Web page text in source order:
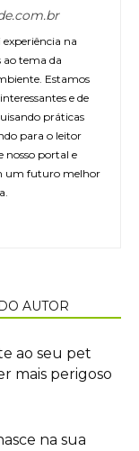
experiência na
ao tema da
Estamos
e de
práticas
para o leitor
nosso portal e
um futuro melhor
AUTOR
ao seu pet
mais perigoso
na sua